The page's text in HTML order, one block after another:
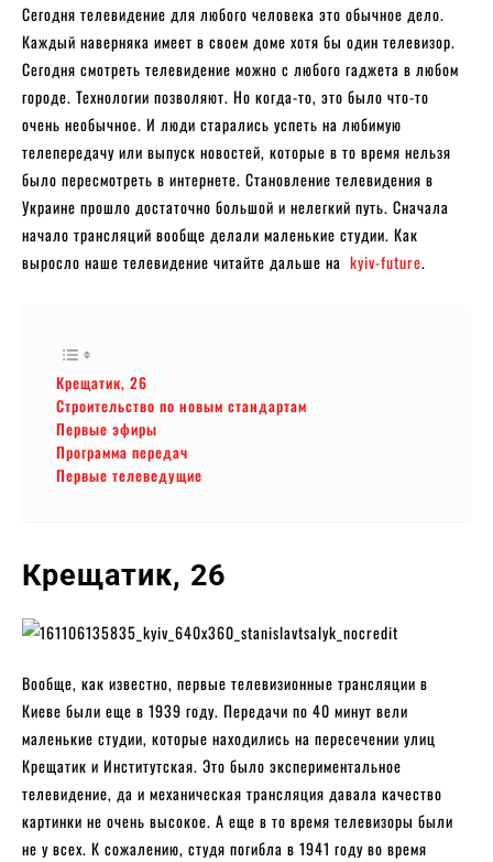
Сегодня телевидение для любого человека это обычное дело.
Каждый наверняка имеет в своем доме хотя бы один телевизор.
Сегодня смотреть телевидение можно с любого гаджета в любом
городе. Технологии позволяют. Но когда-то, это было что-то
очень необычное. И люди старались успеть на любимую
телепередачу или выпуск новостей, которые в то время нельзя
было пересмотреть в интернете. Становление телевидения в
Украине прошло достаточно большой и нелегкий путь. Сначала
начало трансляций вообще делали маленькие студии. Как
выросло наше телевидение читайте дальше на kyiv-future.
Крещатик, 26
Строительство по новым стандартам
Первые эфиры
Программа передач
Первые телеведущие
Крещатик, 26
Вообще, как известно, первые телевизионные трансляции в
Киеве были еще в 1939 году. Передачи по 40 минут вели
маленькие студии, которые находились на пересечении улиц
Крещатик и Институтская. Это было экспериментальное
телевидение, да и механическая трансляция давала качество
картинки не очень высокое. А еще в то время телевизоры были
не у всех. К сожалению, студя погибла в 1941 году во время